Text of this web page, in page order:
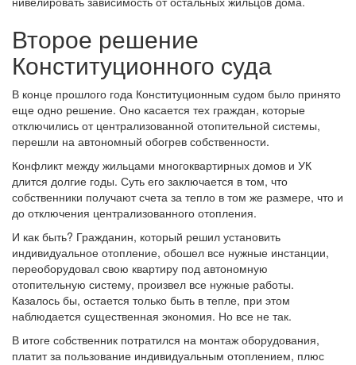
Второе решение
Конституционного суда
В конце прошлого года Конституционным судом было принято
еще одно решение. Оно касается тех граждан, которые
отключились от централизованной отопительной системы,
перешли на автономный обогрев собственности.
Конфликт между жильцами многоквартирных домов и УК
длится долгие годы. Суть его заключается в том, что
собственники получают счета за тепло в том же размере, что и
до отключения централизованного отопления.
И как быть? Гражданин, который решил установить
индивидуальное отопление, обошел все нужные инстанции,
переоборудовал свою квартиру под автономную
отопительную систему, произвел все нужные работы.
Казалось бы, остается только быть в тепле, при этом
наблюдается существенная экономия. Но все не так.
В итоге собственник потратился на монтаж оборудования,
платит за пользование индивидуальным отоплением, плюс